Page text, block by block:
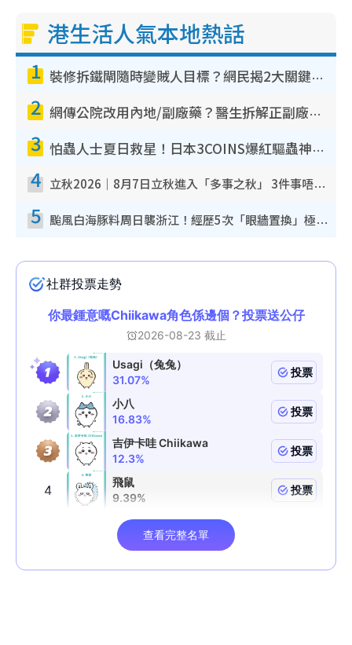
港生活人氣本地熱話
1 裝修拆鐵閘隨時變賊人目標？網民揭2大關鍵用途：裝新式等於白裝？附新舊鐵閘分別
2 網傳公院改用內地/副廠藥？醫生拆解正副廠分別 揭4類人換藥隨時出事
3 怕蟲人士夏日救星！日本3COINS爆紅驅蟲神器$45起 1招「全程免觸碰」輕鬆搞定小強
4 立秋2026｜8月7日立秋進入「多事之秋」 3件事唔做得！專家教6招開運 清枱頭／銀包納氣接好運
5 颱風白海豚料周日襲浙江！經歷5次「眼牆置換」極罕見 成登陸內地最長途颱風